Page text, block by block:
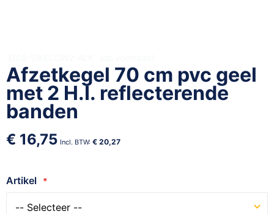
Afzetkegel 70 cm pvc geel
met 2 H.I. reflecterende
banden
€ 16,75 € 20,27
Artikel
naar
het
begin
van
afbeeldingen-